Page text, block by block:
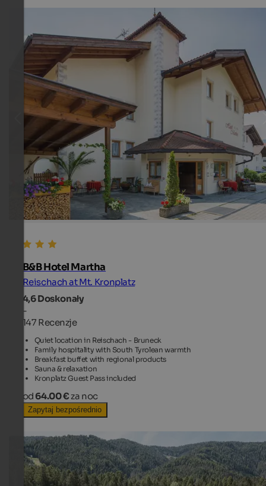
B&B Hotel Martha
Reischach at Mt. Kronplatz
4,6Doskonały
-
147 Recenzje
Quiet location in Reischach - Bruneck
Family hospitality with South Tyrolean warmth
Breakfast buffet with regional products
Sauna & relaxation
Kronplatz Guest Pass included
od 64.00 € za noc
Zapytaj bezpośrednio